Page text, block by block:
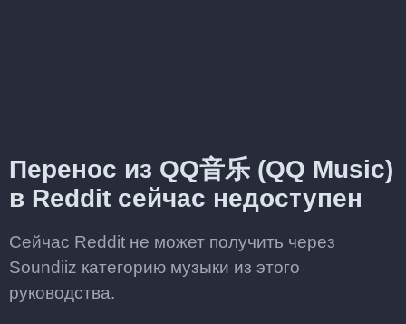
Перенос из QQ音乐 (QQ Music)
в Reddit сейчас недоступен
Сейчас Reddit не может получить через
Soundiiz категорию музыки из этого
руководства.